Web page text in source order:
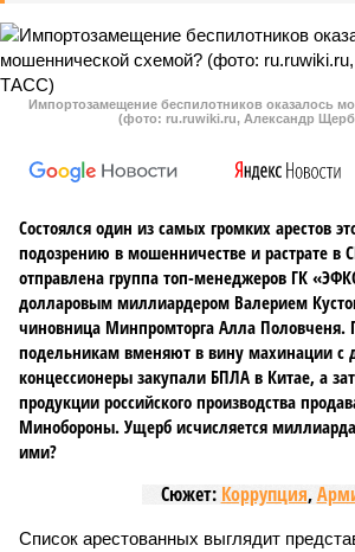
Импортозамещение беспилотников оказалось
(фото: ru.ruwiki.ru, Александр
Состоялся один из самых громких арестов
подозрению в мошенничестве и растрате в
отправлена группа топ-менеджеров ГК
долларовым миллиардером Валерием
чиновница Минпромторга Алла Половченя.
подельникам вменяют в вину махинации с
концессионеры закупали БПЛА в Китае, а
продукции российского производства
Минобороны. Ущерб исчисляется
ими?
Сюжет: Коррупция,
Список арестованных выглядит